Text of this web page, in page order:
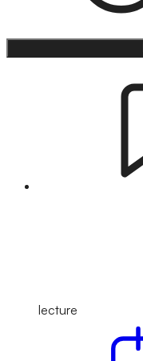
lecture